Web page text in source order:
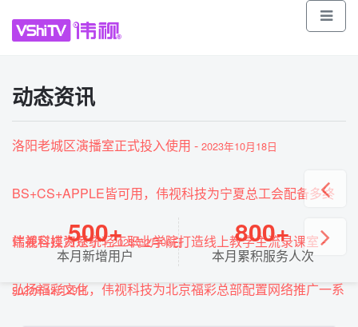
13241380090(商务)
伟视科技(公众号)
动态资讯
洛阳老城区演播室正式投入使用 - 2023年10月18日
BS+CS+APPLE皆可用，伟视科技为宁夏总工会配备多终
端兼容媒资系统-2023年2月06日
伟视科技为辽宁轻工职业学院打造线上教学主流录课室-
2022年12月29日
弘扬福彩文化，伟视科技为北京福彩总部配置网络推广一系
500+
本月新增用户
800+
本月累积服务人次